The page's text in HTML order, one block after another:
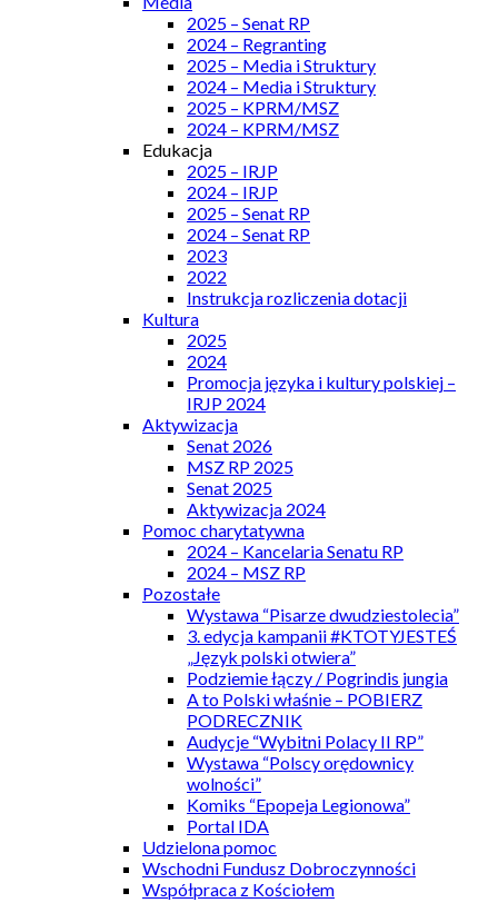
2025 – Senat RP
2024 – Regranting
2025 – Media i Struktury
2024 – Media i Struktury
2025 – KPRM/MSZ
2024 – KPRM/MSZ
Edukacja
2025 – IRJP
2024 – IRJP
2025 – Senat RP
2024 – Senat RP
2023
2022
Instrukcja rozliczenia dotacji
Kultura
2025
2024
Promocja języka i kultury polskiej –
IRJP 2024
Aktywizacja
Senat 2026
MSZ RP 2025
Senat 2025
Aktywizacja 2024
Pomoc charytatywna
2024 – Kancelaria Senatu RP
2024 – MSZ RP
Pozostałe
Wystawa “Pisarze dwudziestolecia”
3. edycja kampanii #KTOTYJESTEŚ
„Język polski otwiera”
Podziemie łączy / Pogrindis jungia
A to Polski właśnie – POBIERZ
PODRECZNIK
Audycje “Wybitni Polacy II RP”
Wystawa “Polscy orędownicy
wolności”
Komiks “Epopeja Legionowa”
Portal IDA
Udzielona pomoc
Wschodni Fundusz Dobroczynności
Współpraca z Kościołem